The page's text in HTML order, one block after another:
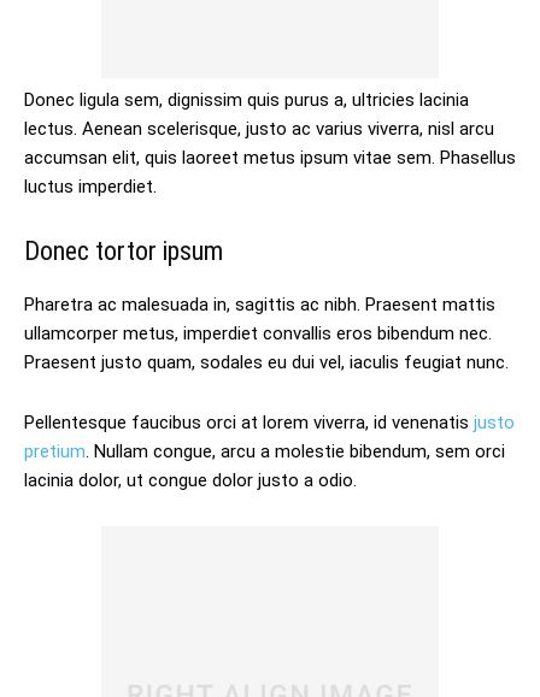
Donec ligula sem, dignissim quis purus a, ultricies lacinia
lectus. Aenean scelerisque, justo ac varius viverra, nisl arcu
accumsan elit, quis laoreet metus ipsum vitae sem. Phasellus
luctus imperdiet.
Donec tortor ipsum
Pharetra ac malesuada in, sagittis ac nibh. Praesent mattis
ullamcorper metus, imperdiet convallis eros bibendum nec.
Praesent justo quam, sodales eu dui vel, iaculis feugiat nunc.
Pellentesque faucibus orci at lorem viverra, id venenatis justo
pretium. Nullam congue, arcu a molestie bibendum, sem orci
lacinia dolor, ut congue dolor justo a odio.